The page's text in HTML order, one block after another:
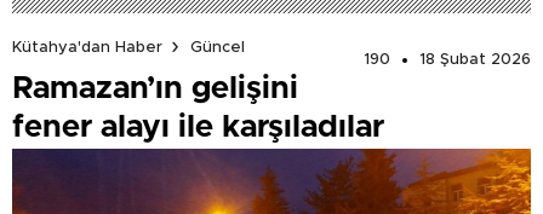
Kütahya'dan Haber
Güncel
190
18 Şubat 2026
Ramazan’ın gelişini
fener alayı ile karşıladılar